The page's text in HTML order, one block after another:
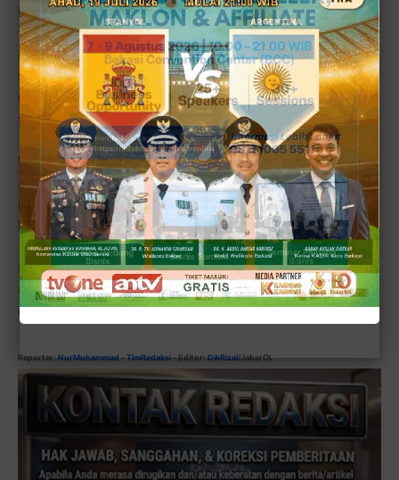
Hilman.
Hilman juga menambahkan, siapapun yang terpilih
sebagai Ketua Umum PWI melalui kongres nanti akan
menjadi pemimpin yang sah dan wajib dihormati oleh
seluruh anggota di seluruh Indonesia.
Kesepakatan yang dicapai pada Jumat, 16 Mei 2025 di
Jakarta, yang dikenal sebagaiKesepakatan Jakarta,
menjadi simbol dimulainya babak baru bagi PWI yang
lebih utuh dan profesional.
Kini, seluruh elemen PWI di daerah diharapkan bersatu
mendukung proses kongres dan jaga integritas
organisasi.[■]
Reporter: NurMuhammad-TimRedaksi-Editor: DikRizal/JabarOL